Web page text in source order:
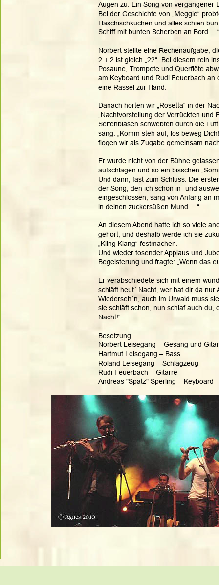
Augen zu. Ein Song von
Bei der Geschichte von „Meggie“
Haschischkuchen und alles schien
Schiff mit bunten Scherben an Bord …“
Norbert stellte eine Rechenaufgabe,
2 + 2 ist gleich „22“. Bei diesem rein
Posaune, Trompete und Querflöte
am Keyboard und Rudi Feuerbach
eine Rassel zur Hand.
Danach hörten wir „Rosetta“ in der
„Nachtvorstellung der Verrückten und
Seifenblasen schwebten durch die
sang: „Komm steh auf, los beweg
flogen wir als Zugabe gemeinsam
Er wurde nicht von der Bühne
aufschlagen und so ein bisschen
Und dann, fast zum Schluss. Die
der Song, den ich schon in- und
eingeschlossen, sang von Anfang an
in deinen zuckersüßen Mund …“
An diesem Abend hatte ich so viele
gehört, und deshalb werde ich sie
„Kling Klang“ festmachen.
Und wieder tosender Applaus und
Begeisterung und fragte: „Wenn das
Er verabschiedete sich mit einem
schläft heut´ Nacht, wer hat dir da
Wiederseh´n, auch im Urwald muss
sie schläft schon, nun schlaf auch
Nacht!“
Besetzung
Norbert Leisegang – Gesang und
Hartmut Leisegang – Bass
Roland Leisegang – Schlagzeug
Rudi Feuerbach – Gitarre
Andreas "Spatz" Sperling – Keyboard